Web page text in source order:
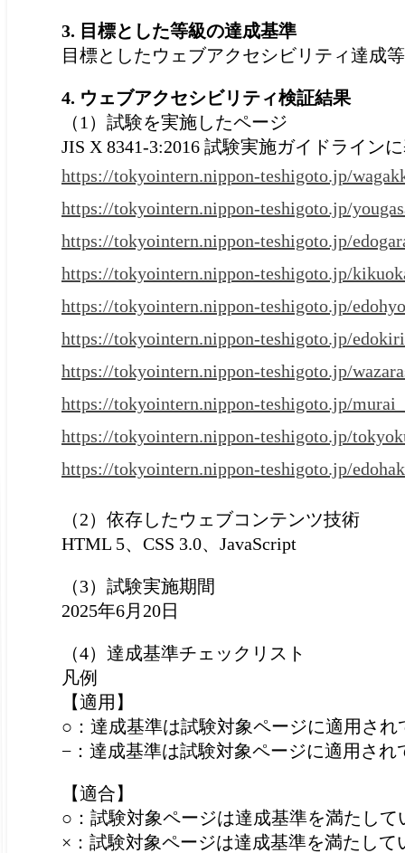
3. 目標とした等級の達成基準
目標としたウェブアクセシビリティ達成
4. ウェブアクセシビリティ検証結果
（1）試験を実施したページ
JIS X 8341-3:2016 試験実施ガイドライン
https://tokyointern.nippon-teshigoto.jp/
https://tokyointern.nippon-teshigoto.jp/
https://tokyointern.nippon-teshigoto.jp/
https://tokyointern.nippon-teshigoto.jp/
https://tokyointern.nippon-teshigoto.jp/
https://tokyointern.nippon-teshigoto.jp/
https://tokyointern.nippon-teshigoto.jp/
https://tokyointern.nippon-teshigoto.jp/
https://tokyointern.nippon-teshigoto.jp/
https://tokyointern.nippon-teshigoto.jp/
（2）依存したウェブコンテンツ技術
HTML 5、CSS 3.0、JavaScript
（3）試験実施期間
2025年6月20日
（4）達成基準チェックリスト
凡例
【適用】
○：達成基準は試験対象ページに適用され
−：達成基準は試験対象ページに適用され
【適合】
○：試験対象ページは達成基準を満たして
×：試験対象ページは達成基準を満たして